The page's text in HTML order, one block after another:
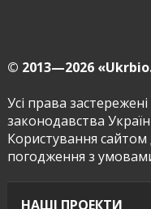
© 2013—2026
Усі права
законодавства
Користування
погодження з
НАШІ ПРОЕКТИ